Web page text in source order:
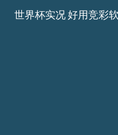
世界杯实况 好用竞彩